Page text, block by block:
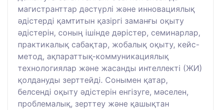
магистранттар дәстүрлі және инновациялық
әдістерді қамтитын қазіргі заманғы оқыту
әдістерін, соның ішінде дәрістер, семинарлар,
практикалық сабақтар, жобалық оқыту, кейс-
метод, ақпараттық-коммуникациялық
технологиялар және жасанды интеллекті (ЖИ)
қолдануды зерттейді. Сонымен қатар,
белсенді оқыту әдістерін енгізуге, мәселен,
проблемалық, зерттеу және қашықтан